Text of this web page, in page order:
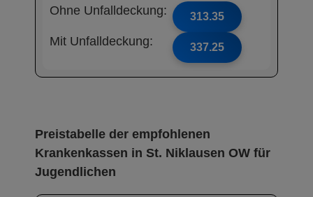
Ohne Unfalldeckung: 313.35
Mit Unfalldeckung: 337.25
Preistabelle der empfohlenen
Krankenkassen in St. Niklausen OW für
Jugendlichen